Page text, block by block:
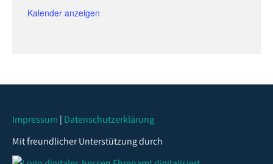
Kalender anzeigen
Impressum | Datenschutzerklärung
Mit freundlicher Unterstützung durch